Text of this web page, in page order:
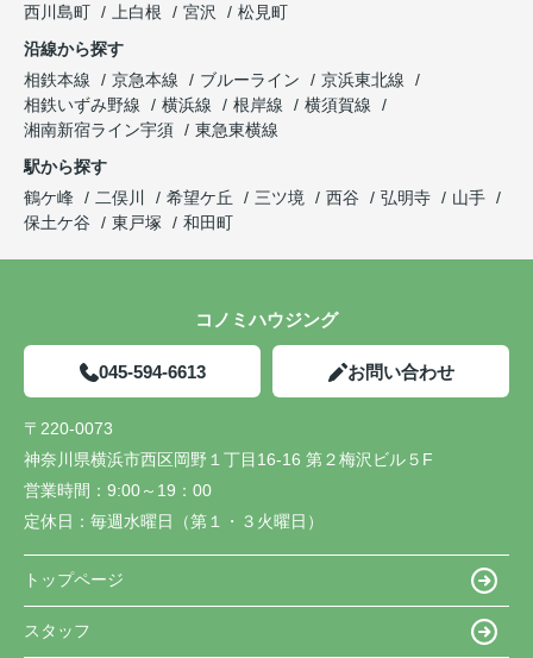
西川島町
上白根 宮沢
松見町
沿線から探す
相鉄本線
京急本線 ブルーライン
京浜東北線
相鉄いずみ野線
横浜線 根岸線
横須賀線
湘南新宿ライン宇須
東急東横線
駅から探す
鶴ケ峰
二俣川 希望ケ丘 三ツ境 西谷 弘明寺
山手
保土ケ谷
東戸塚 和田町
コノミハウジング
045-594-6613 お問い合わせ
〒220-0073
神奈川県横浜市西区岡野１丁目16-16 第２梅沢ビル５F
営業時間： 9:00～19：00
定休日： 毎週水曜日（第１・３火曜日）
トップページ
スタッフ